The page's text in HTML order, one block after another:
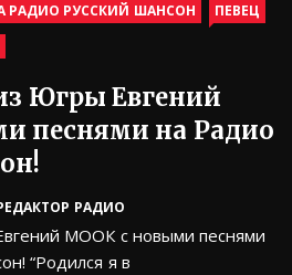
РАДИО РУССКИЙ ШАНСОН
ПЕВЕЦ
Югры Евгений
песнями на Радио
РАДИО
МООК с новыми песнями
“Родился я в